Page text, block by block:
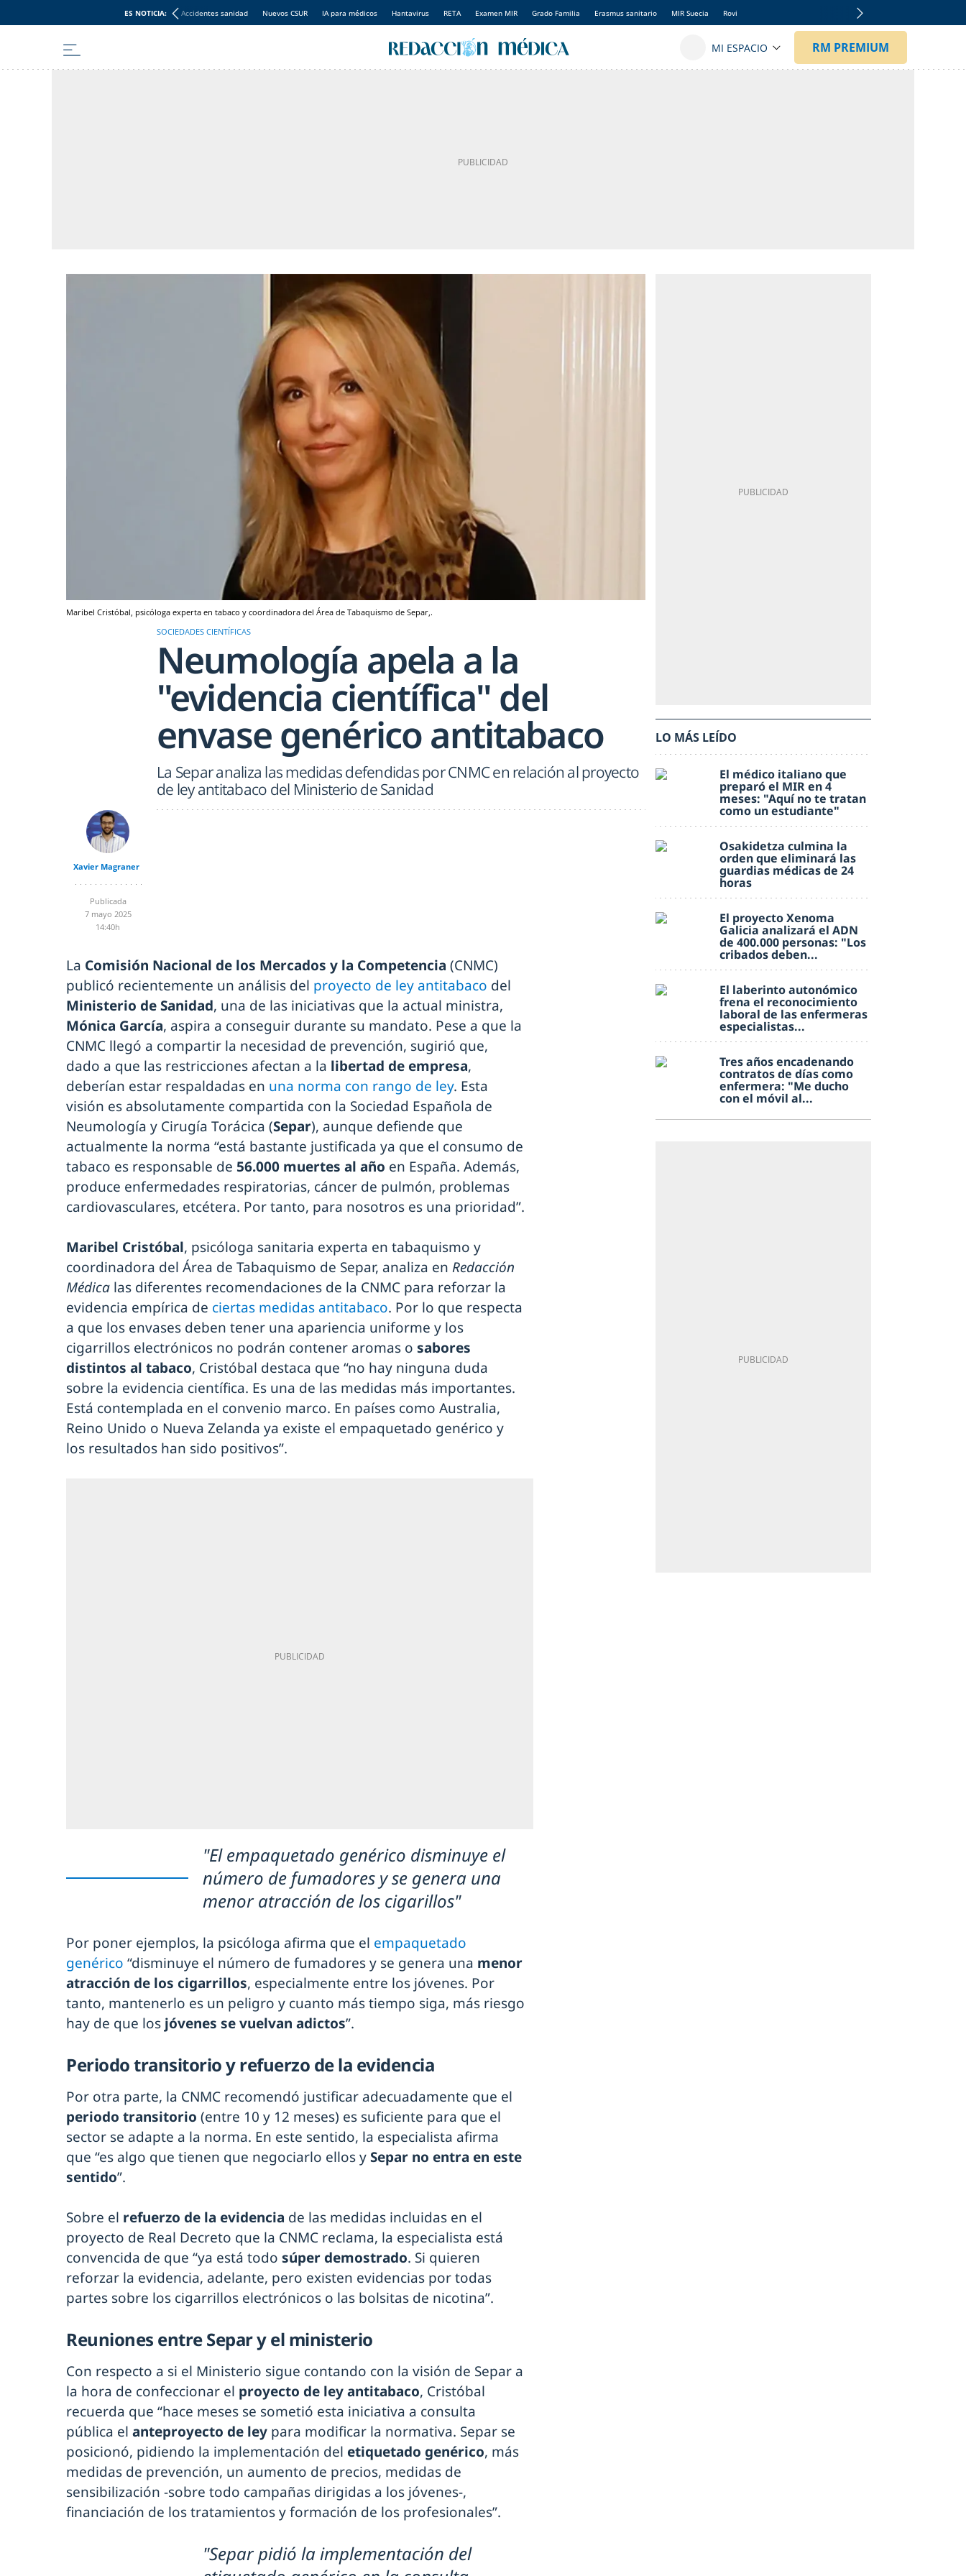
ES NOTICIA: Accidentes sanidad Nuevos CSUR IA para médicos Hantavirus RETA Examen MIR Grado Familia Erasmus sanitario MIR Suecia Rovi
Maribel Cristóbal, psicóloga experta en tabaco y coordinadora del Área de Tabaquismo de Separ,.
SOCIEDADES CIENTÍFICAS
Neumología apela a la
"evidencia científica" del
envase genérico antitabaco
La Separ analiza las medidas defendidas por CNMC en relación al proyecto
de ley antitabaco del Ministerio de Sanidad
Xavier Magraner
Publicada
7 mayo 2025
14:40h
La Comisión Nacional de los Mercados y la Competencia (CNMC)
publicó recientemente un análisis del proyecto de ley antitabaco del
Ministerio de Sanidad, una de las iniciativas que la actual ministra,
Mónica García, aspira a conseguir durante su mandato. Pese a que la
CNMC llegó a compartir la necesidad de prevención, sugirió que,
dado a que las restricciones afectan a la libertad de empresa,
deberían estar respaldadas en una norma con rango de ley. Esta
visión es absolutamente compartida con la Sociedad Española de
Neumología y Cirugía Torácica (Separ), aunque defiende que
actualmente la norma “está bastante justificada ya que el consumo de
tabaco es responsable de 56.000 muertes al año en España. Además,
produce enfermedades respiratorias, cáncer de pulmón, problemas
cardiovasculares, etcétera. Por tanto, para nosotros es una prioridad”.
Maribel Cristóbal, psicóloga sanitaria experta en tabaquismo y
coordinadora del Área de Tabaquismo de Separ, analiza en Redacción
Médica las diferentes recomendaciones de la CNMC para reforzar la
evidencia empírica de ciertas medidas antitabaco. Por lo que respecta
a que los envases deben tener una apariencia uniforme y los
cigarrillos electrónicos no podrán contener aromas o sabores
distintos al tabaco, Cristóbal destaca que “no hay ninguna duda
sobre la evidencia científica. Es una de las medidas más importantes.
Está contemplada en el convenio marco. En países como Australia,
Reino Unido o Nueva Zelanda ya existe el empaquetado genérico y
los resultados han sido positivos”.
"El empaquetado genérico disminuye el
número de fumadores y se genera una
menor atracción de los cigarillos"
Por poner ejemplos, la psicóloga afirma que el empaquetado
genérico “disminuye el número de fumadores y se genera una menor
atracción de los cigarrillos, especialmente entre los jóvenes. Por
tanto, mantenerlo es un peligro y cuanto más tiempo siga, más riesgo
hay de que los jóvenes se vuelvan adictos”.
Periodo transitorio y refuerzo de la evidencia
Por otra parte, la CNMC recomendó justificar adecuadamente que el
periodo transitorio (entre 10 y 12 meses) es suficiente para que el
sector se adapte a la norma. En este sentido, la especialista afirma
que “es algo que tienen que negociarlo ellos ySepar no entra en este
sentido”.
Sobre el refuerzo de la evidencia de las medidas incluidas en el
proyecto de Real Decreto que la CNMC reclama, la especialista está
convencida de que “ya está todo súper demostrado. Si quieren
reforzar la evidencia, adelante, pero existen evidencias por todas
partes sobre los cigarrillos electrónicos o las bolsitas de nicotina”.
Reuniones entre Separ y el ministerio
Con respecto a si el Ministerio sigue contando con la visión de Separ a
la hora de confeccionar el proyecto de ley antitabaco, Cristóbal
recuerda que “hace meses se sometió esta iniciativa a consulta
pública el anteproyecto de ley para modificar la normativa. Separ se
posicionó, pidiendo la implementación del etiquetado genérico, más
medidas de prevención, un aumento de precios, medidas de
sensibilización -sobre todo campañas dirigidas a los jóvenes-,
financiación de los tratamientos y formación de los profesionales”.
"Separ pidió la implementación del
LO MÁS LEÍDO
El médico italiano que
preparó el MIR en 4
meses: "Aquí no te tratan
como un estudiante"
Osakidetza culmina la
orden que eliminará las
guardias médicas de 24
horas
El proyecto Xenoma
Galicia analizará el ADN
de 400.000 personas: "Los
cribados deben...
El laberinto autonómico
frena el reconocimiento
laboral de las enfermeras
especialistas...
Tres años encadenando
contratos de días como
enfermera: "Me ducho
con el móvil al...